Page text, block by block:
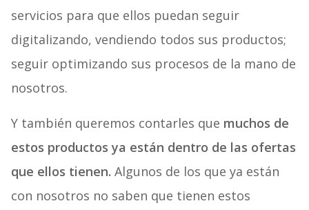
servicios para que ellos puedan seguir
digitalizando, vendiendo todos sus productos;
seguir optimizando sus procesos de la mano de
nosotros.
Y también queremos contarles que muchos de
estos productos ya están dentro de las ofertas
que ellos tienen. Algunos de los que ya están
con nosotros no saben que tienen estos